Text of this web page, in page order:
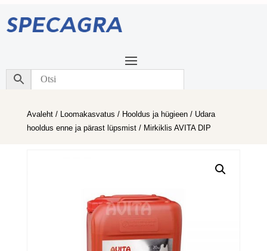
Avaleht/ Loomakasvatus / Hooldus ja hügieen/ Udara
hooldus enne ja pärast lüpsmist/ Mirkiklis AVITA DIP